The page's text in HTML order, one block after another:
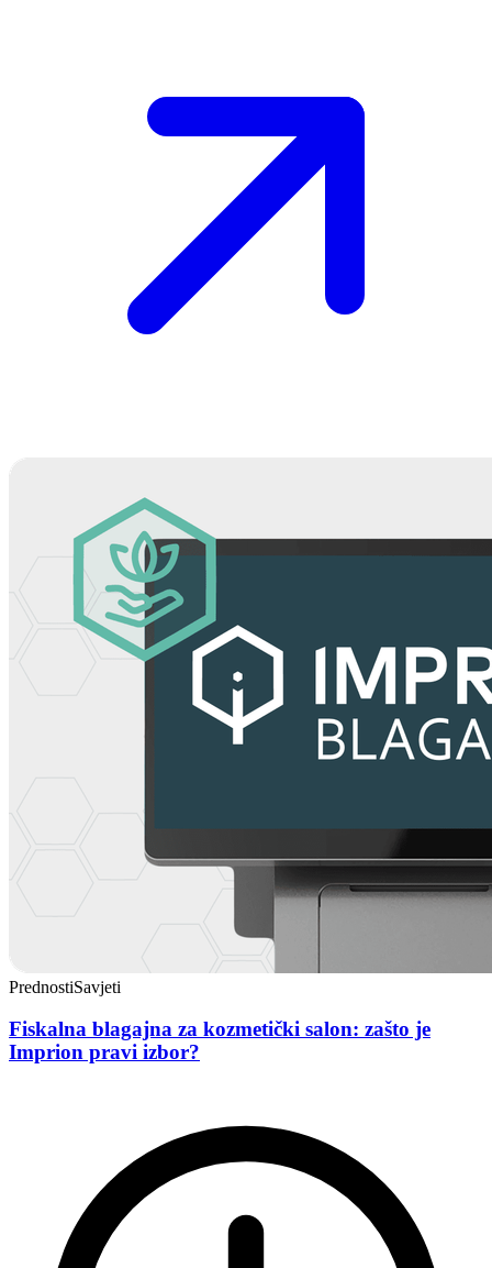
PrednostiSavjeti
Fiskalna blagajna za kozmetički salon: zašto je
Imprion pravi izbor?